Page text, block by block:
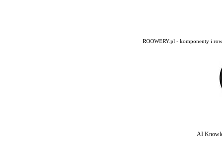
ROOWERY.pl - komponenty i
AI